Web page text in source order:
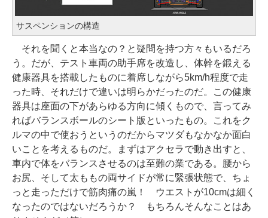
サスペンションの構造
それを聞くと本当なの？と疑問を持つ方々もいるだろ
う。だが、テスト車両の助手席を改造し、体幹を鍛える
健康器具を搭載したものに着席しながら5km/h程度で走
った時、それだけで違いは明らかだったのだ。この健康
器具は座面の下があらゆる方向に傾くもので、言ってみ
ればバランスボールのシート版といったもの。これをク
ルマの中で使おうというのだからマツダもなかなか面白
いことを考えるものだ。まずはアクセラで動き出すと、
車内で体をバランスさせるのは至難の業である。腰から
お尻、そして太ももの両サイドが常に緊張状態で、ちょ
っと走っただけで筋肉痛の嵐！ ウエストが10cmは細く
なったのではないだろうか？ もちろんそんなことはあ